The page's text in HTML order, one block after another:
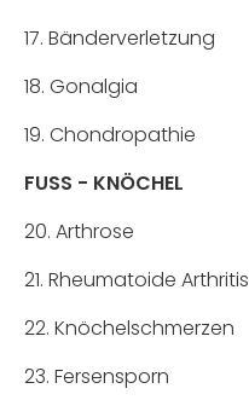
17. Bänderverletzung
18. Gonalgia
19. Chondropathie
FUSS - KNÖCHEL
20. Arthrose
21. Rheumatoide Arthritis
22. Knöchelschmerzen
23. Fersensporn